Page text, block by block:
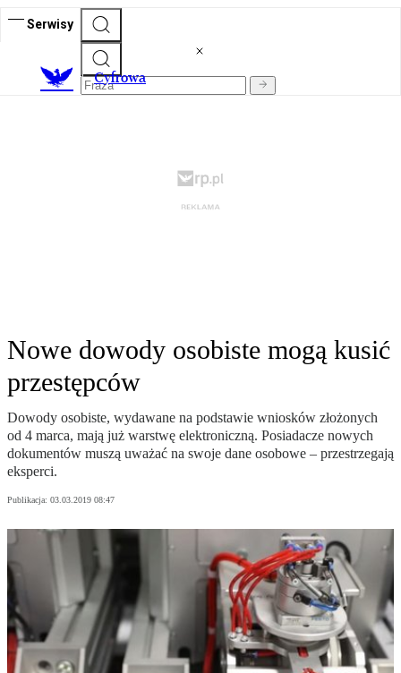
Serwisy
Cyfrowa
Nowe dowody osobiste mogą kusić
przestępców
Dowody osobiste, wydawane na podstawie wniosków złożonych
od 4 marca, mają już warstwę elektroniczną. Posiadacze nowych
dokumentów muszą uważać na swoje dane osobowe – przestrzegają
eksperci.
Publikacja: 03.03.2019 08:47